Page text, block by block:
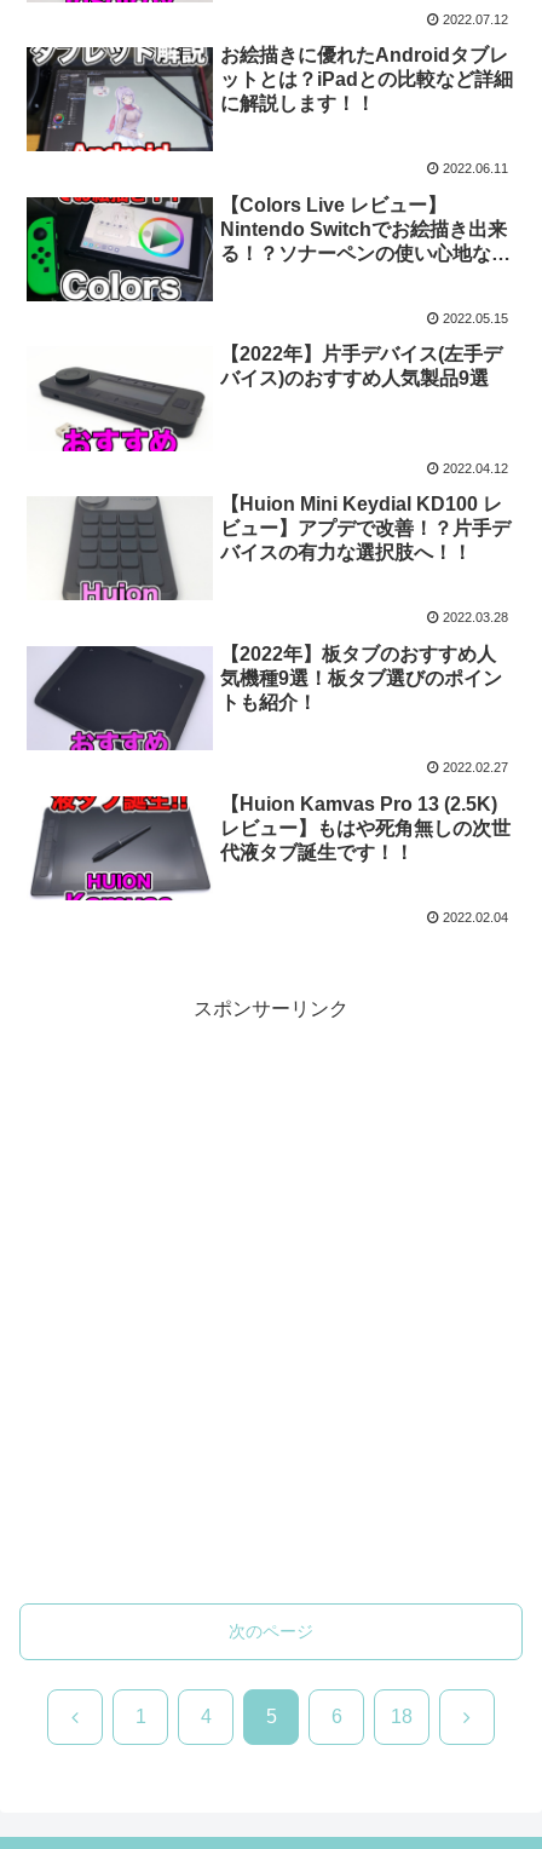
2022.07.12
お絵描きに優れたAndroidタブレ
ットとは？iPadとの比較など詳細
に解説します！！
2022.06.11
【Colors Live レビュー】
Nintendo Switchでお絵描き出来
る！？ソナーペンの使い心地など
2022.05.15
【2022年】片手デバイス(左手デ
バイス)のおすすめ人気製品9選
2022.04.12
【Huion Mini Keydial KD100 レ
ビュー】アプデで改善！？片手デ
バイスの有力な選択肢へ！！
2022.03.28
【2022年】板タブのおすすめ人
気機種9選！板タブ選びのポイン
トも紹介！
2022.02.27
【Huion Kamvas Pro 13 (2.5K)
レビュー】もはや死角無しの次世
代液タブ誕生です！！
2022.02.04
スポンサーリンク
次のページ
前 1 4 5 6 18 次